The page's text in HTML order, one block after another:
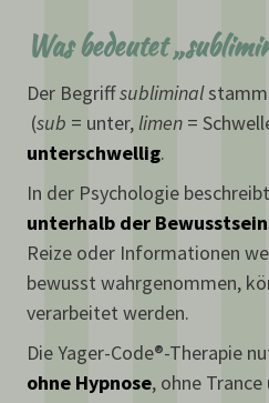
Was bedeutet
Der Begriffsubliminal
(sub = unter, limen =
unterschwellig.
In der Psychologie
unterhalb der
Reize oder Informationen
bewusst wahrgenommen,
verarbeitet werden.
Die Yager-Code®-Therapie
ohne Hypnose, ohne